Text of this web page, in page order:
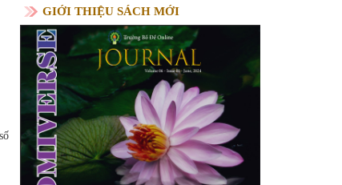
GIỚI THIỆU SÁCH MỚI